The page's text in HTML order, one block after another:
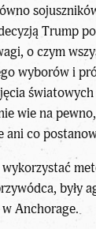
Trump
o czym
wyborów i
wie na
ani co
były
w Anchorage.